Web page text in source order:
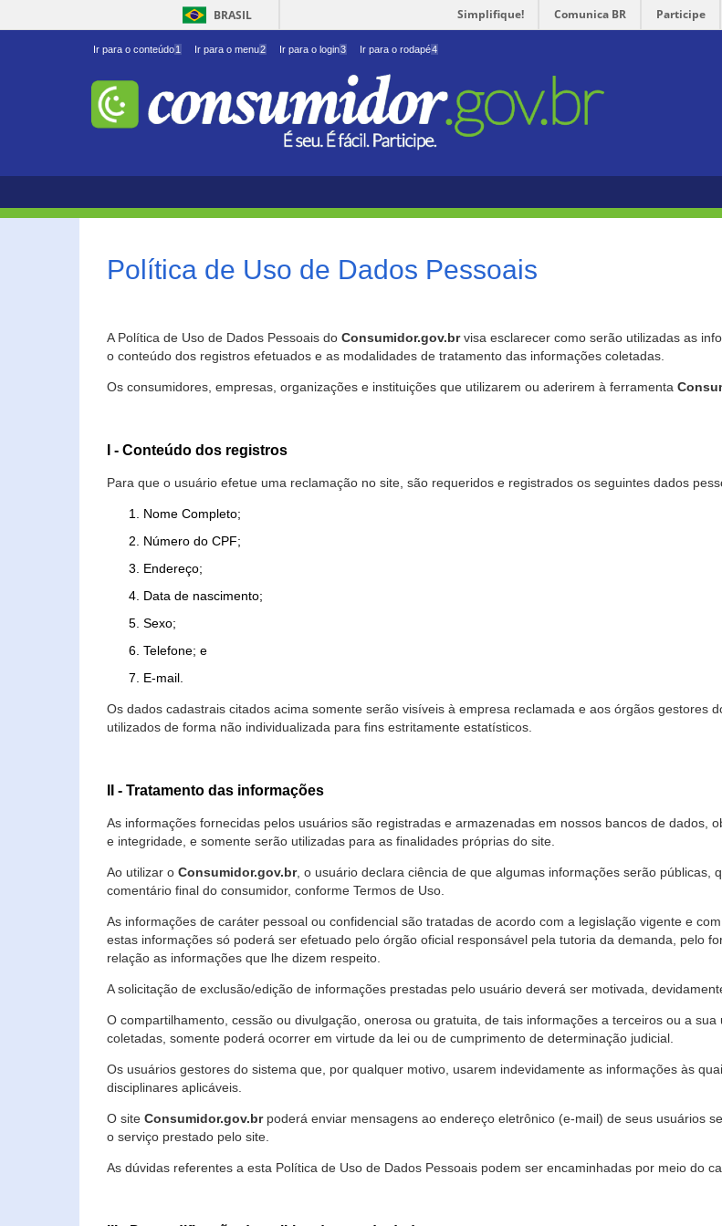
BRASIL Simplifique! Comunica BR Participe
Ir para o conteúdo1 Ir para o menu2 Ir para o login3 Ir para o rodapé4
Política de Uso de Dados Pessoais
A Política de Uso de Dados Pessoais do Consumidor.gov.brvisa esclarecer como serão utilizadas as
o conteúdo dos registros efetuados e as modalidades de tratamento das informações coletadas.
Os consumidores, empresas, organizações e instituições que utilizarem ou aderirem à ferramenta
I - Conteúdo dos registros
Para que o usuário efetue uma reclamação no site, são requeridos e registrados os seguintes dados
Nome Completo;
Número do CPF;
Endereço;
Data de nascimento;
Sexo;
Telefone; e
E-mail.
Os dados cadastrais citados acima somente serão visíveis à empresa reclamada e aos órgãos gestores
utilizados de forma não individualizada para fins estritamente estatísticos.
II - Tratamento das informações
As informações fornecidas pelos usuários são registradas e armazenadas em nossos bancos de dados,
e integridade, e somente serão utilizadas para as finalidades próprias do site.
Ao utilizar o Consumidor.gov.br, o usuário declara ciência de que algumas informações serão
comentário final do consumidor, conforme Termos de Uso.
As informações de caráter pessoal ou confidencial são tratadas de acordo com a legislação vigente e
estas informações só poderá ser efetuado pelo órgão oficial responsável pela tutoria da demanda, pelo
relação as informações que lhe dizem respeito.
A solicitação de exclusão/edição de informações prestadas pelo usuário deverá ser motivada,
O compartilhamento, cessão ou divulgação, onerosa ou gratuita, de tais informações a terceiros ou a
coletadas, somente poderá ocorrer em virtude da lei ou de cumprimento de determinação judicial.
Os usuários gestores do sistema que, por qualquer motivo, usarem indevidamente as informações às
disciplinares aplicáveis.
O site Consumidor.gov.brpoderá enviar mensagens ao endereço eletrônico (e-mail) de seus usuários
o serviço prestado pelo site.
As dúvidas referentes a esta Política de Uso de Dados Pessoais podem ser encaminhadas por meio do